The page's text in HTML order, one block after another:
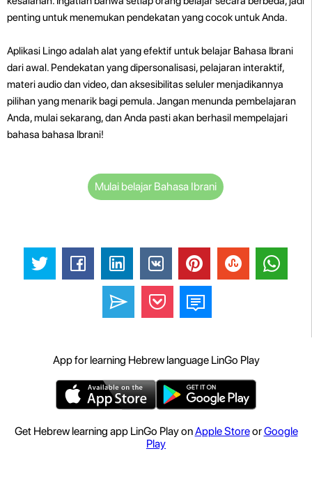
penting untuk menemukan pendekatan yang cocok untuk Anda.
Aplikasi Lingo adalah alat yang efektif untuk belajar Bahasa Ibrani
dari awal. Pendekatan yang dipersonalisasi, pelajaran interaktif,
materi audio dan video, dan aksesibilitas seluler menjadikannya
pilihan yang menarik bagi pemula. Jangan menunda pembelajaran
Anda, mulai sekarang, dan Anda pasti akan berhasil mempelajari
bahasa bahasa Ibrani!
Mulai belajar Bahasa Ibrani
App for learning Hebrew language LinGo Play
Get Hebrew learning app LinGo Play onApple StoreorGoogle
Play